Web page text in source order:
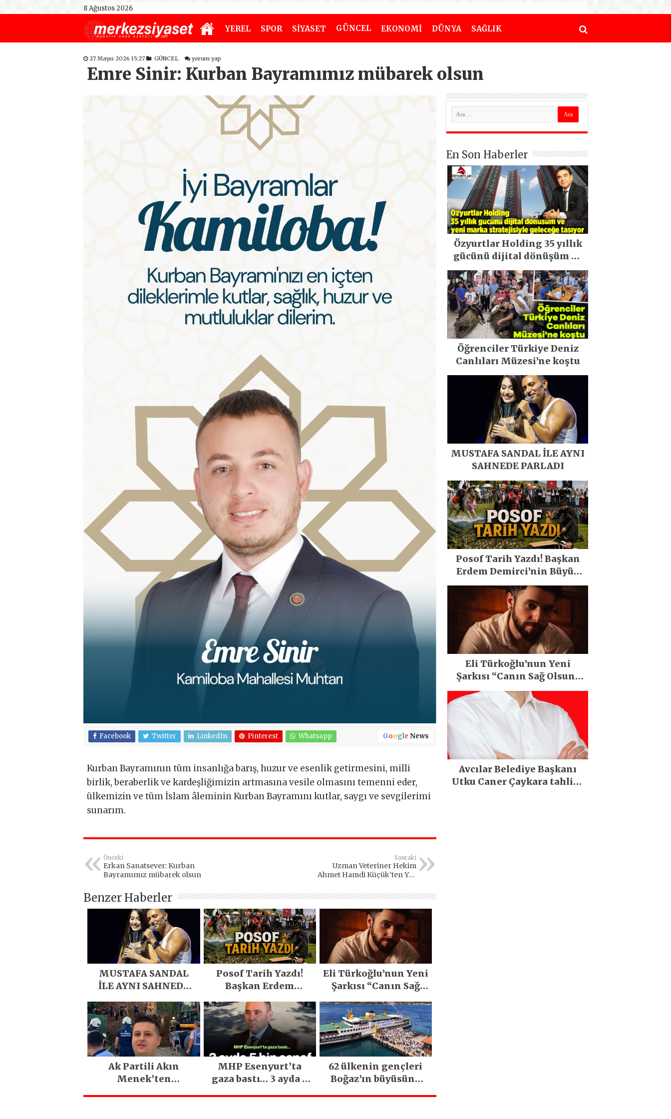
8 Ağustos 2026
YEREL SPOR SİYASET GÜNCEL EKONOMİ DÜNYA SAĞLIK
27 Mayıs 2026 15:27 GÜNCEL yorum yap
Emre Sinir: Kurban Bayramımız mübarek olsun
Facebook Twitter LinkedIn Pinterest Whatsapp Google News
Kurban Bayramının tüm insanlığa barış, huzur ve esenlik getirmesini, milli
birlik, beraberlik ve kardeşliğimizin artmasına vesile olmasını temenni eder,
ülkemizin ve tüm İslam âleminin Kurban Bayramını kutlar, saygı ve sevgilerimi
sunarım.
Önceki
Erkan Sanatsever: Kurban
Bayramımız mübarek olsun
Sonraki
Uzman Veteriner Hekim
Ahmet Hamdi Küçük’ten Yaz
İçin Ölümcül Bir Tuzak”
Benzer Haberler
MUSTAFA SANDAL
İLE AYNI SAHNEDE
Posof Tarih Yazdı!
Başkan Erdem
Emeğiyle Son Yılların
En Büyük Festivali
Gerçekleşti
Eli Türkoğlu’nun Yeni
Şarkısı “Canın Sağ
Gördü!..
Ak Partili Akın
Menek’ten
MHP Esenyurt’ta
gaza bastı… 3 ayda 5
62 ülkenin gençleri
Boğaz’ın büyüsüne
En Son Haberler
Özyurtlar Holding 35 yıllık
gücünü dijital dönüşüm ve
yeni marka stratejisiyle
geleceğe taşıyor
Öğrenciler Türkiye Deniz
Canlıları Müzesi’ne koştu
MUSTAFA SANDAL İLE AYNI
SAHNEDE PARLADI
Posof Tarih Yazdı! Başkan
Erdem Demirci’nin Büyük
Emeğiyle Son Yılların En
Büyük Festivali Gerçekleşti
Eli Türkoğlu’nun Yeni
Şarkısı “Canın Sağ Olsun”
Büyük İlgi Gördü!..
Avcılar Belediye Başkanı
Utku Caner Çaykara tahliye